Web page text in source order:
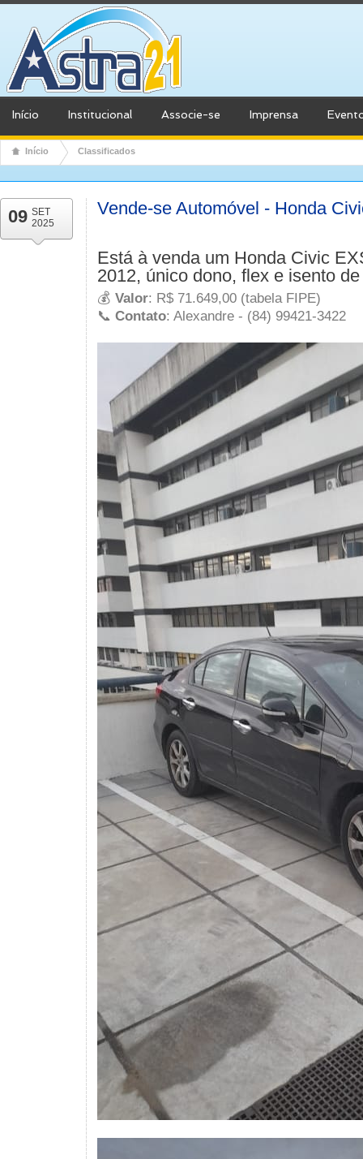
Início Institucional Associe-se Imprensa
Início Classificados
09 SET
2025
Vende-se Automóvel - Honda
Está à venda um Honda Civic
2012, único dono, flex e isento
💰 Valor: R$ 71.649,00 (tabela FIPE)
📞 Contato: Alexandre - (84) 99421-3422